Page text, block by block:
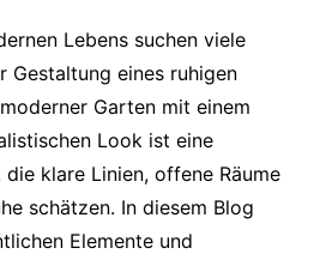
Lebens suchen viele
Gestaltung eines ruhigen
Garten mit einem
Look ist eine
klare Linien, offene Räume
schätzen. In diesem Blog
Elemente und